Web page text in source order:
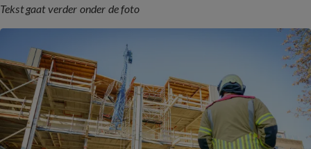
Tekst gaat verder onder de foto